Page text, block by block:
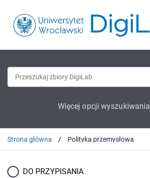
Więcej opcji wyszukiwania
Strona główna Polityka przemysłowa
DO PRZYPISANIA